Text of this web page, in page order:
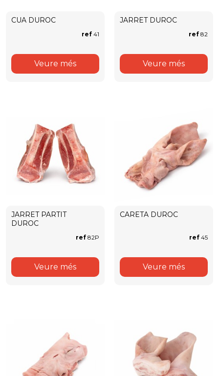
CUA DUROC
ref 41
Veure més
JARRET DUROC
ref 82
Veure més
JARRET PARTIT
DUROC
ref 82P
Veure més
CARETA DUROC
ref 45
Veure més